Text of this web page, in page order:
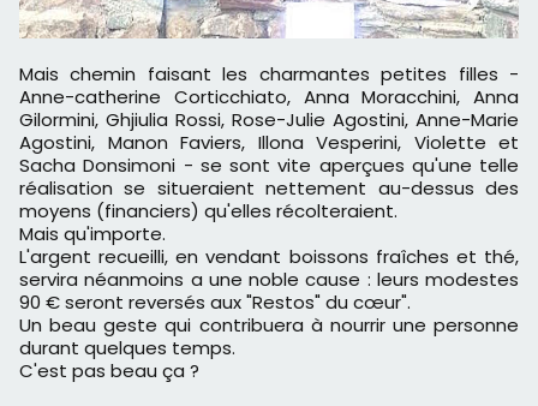
Mais chemin faisant les charmantes petites filles -
Anne-catherine Corticchiato, Anna Moracchini, Anna
Gilormini, Ghjiulia Rossi, Rose-Julie Agostini, Anne-Marie
Agostini, Manon Faviers, Illona Vesperini, Violette et
Sacha Donsimoni - se sont vite aperçues qu'une telle
réalisation se situeraient nettement au-dessus des
moyens (financiers) qu'elles récolteraient.
Mais qu'importe.
L'argent recueilli, en vendant boissons fraîches et thé,
servira néanmoins a une noble cause : leurs modestes
90 € seront reversés aux "Restos" du cœur".
Un beau geste qui contribuera à nourrir une personne
durant quelques temps.
C'est pas beau ça ?